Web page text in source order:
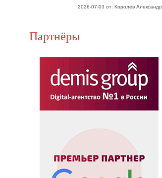
2026-07-03 от: Королёв Александр
Партнёры